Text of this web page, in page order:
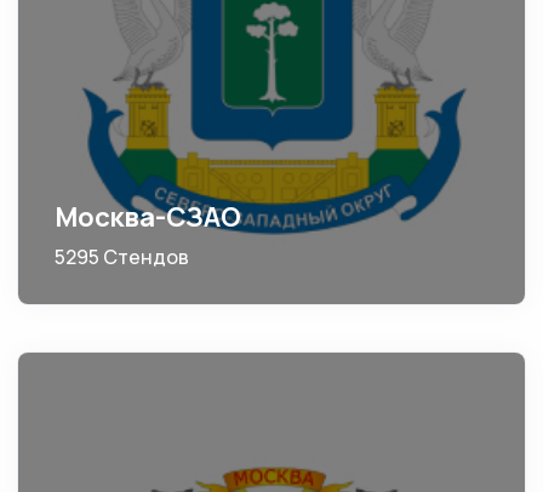
Москва-СЗАО
5295 Стендов